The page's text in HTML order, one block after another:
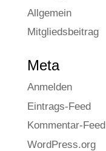
Allgemein
Mitgliedsbeitrag
Meta
Anmelden
Eintrags-Feed
Kommentar-Feed
WordPress.org